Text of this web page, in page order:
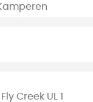
Creek UL 1